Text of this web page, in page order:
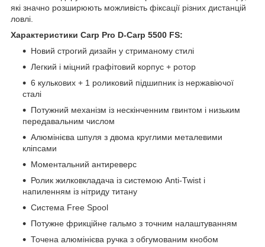
які значно розширюють можливість фіксації різних дистанцій
ловлі.
Характеристики Carp Pro D-Carp 5500 FS:
Новий строгий дизайн у стриманому стилі
Легкий і міцний графітовий корпус + ротор
6 кулькових + 1 роликовий підшипник із нержавіючої
сталі
Потужний механізм із нескінченним гвинтом і низьким
передавальним числом
Алюмінієва шпуля з двома круглими металевими
кліпсами
Моментальний антиреверс
Ролик жилковкладача із системою Anti-Twist і
напиленням із нітриду титану
Система Free Spool
Потужне фрикційне гальмо з точним налаштуванням
Точена алюмінієва ручка з обгумованим кнобом